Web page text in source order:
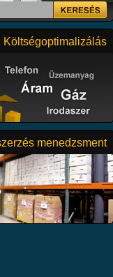
építőipari
tervezés a családi háztól
ipari épületekig minden
500-1000 nm
ZÖLDMEZŐS
Költségoptimalizálás
menedzsment